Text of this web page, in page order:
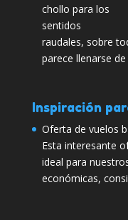
raudales, sobre
parece llenarse
Inspiración
Oferta de vuelos
Esta interesante
ideal para
económicas,